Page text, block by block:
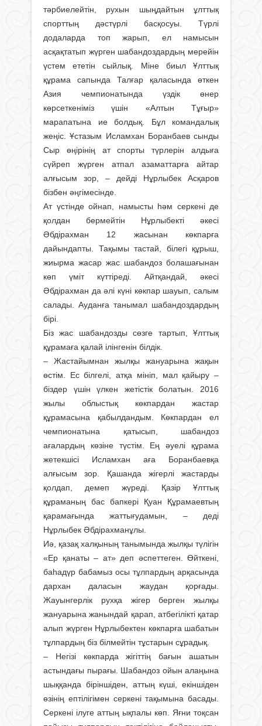
тәрбиелейтін, рухын шыңдайтын ұлттық
спорттың дәстүрлі басқосуы. Түрлі
додаларда топ жарып, ел намысын
асқақтатып жүрген шабандоздардың мерейін
үстем ететін сыйлық. Міне биыл Ұлттық
құрама сапында Талғар қаласында өткен
Азия чемпионатында үздік өнер
көрсеткеніміз үшін «Алтын Тұғыр»
марапатына ие болдық. Бұл командалық
жеңіс. Ұстазым Исламхан Боранбаев сынды
Сыр өңірінің ат спорты түрлерін алдыға
сүйреп жүрген атпал азаматтарға айтар
алғысым зор, – дейді Нұрлыбек Асқаров
бізбен әңгімесінде.
Ат үстінде ойнап, намысты һәм серкені де
қолдан бермейтін Нұрлыбекті әкесі
Әбдірахман 12 жасынан көкпарға
дайындапты. Тақымы тастай, білегі құрыш,
жиырма жасар жас шабандоз болашағынан
көп үміт күттіреді. Айтқандай, әкесі
Әбдірахман да әлі күні көкпар шауып, салым
салады. Ауданға танымал шабандоздардың
бірі.
Біз жас шабандозды сөзге тартып, Ұлттық
құрамаға қалай ілінгенін білдік.
– Жастайымнан жылқы жануарына жақын
өстім. Ес білгелі, атқа мініп, мал қайыру –
біздер үшін үлкен жетістік болатын. 2016
жылы облыстық көкпардан жастар
құрамасына қабылдандым. Көкпардан ел
чемпионатына қатысып, шабандоз
ағалардың көзіне түстім. Ең әуелі құрама
жетекшісі Исламхан аға Боранбаевқа
алғысым зор. Қашанда жігерлі жастарды
қолдап, демеп жүреді. Қазір Ұлттық
құраманың бас бапкері Қуан Құрамаевтың
қарамағында жаттығудамын, – деді
Нұрлыбек Әбдірахманұлы.
Иә, қазақ халқының танымында жылқы түлігін
«Ер қанаты – ат» деп әспеттеген. Өйткені,
баһадүр бабамыз осы тұлпардың арқасында
дархан даласын жаудан қорғады.
Жауынгерлік рухқа жігер берген жылқы
жануарына жанындай қарап, атбегілікті қатар
алып жүрген Нұрлыбектен көкпарға шабатын
тұлпардың біз білмейтін тұстарын сұрадық.
– Негізі көкпарда жігіттің бағын ашатын
астындағы пырағы. Шабандоз ойын алаңына
шыққанда біріншіден, аттың күші, екіншіден
өзінің ептілігімен серкені тақымына басады.
Серкені ілуге аттың ықпалы көп. Яғни тоқсан